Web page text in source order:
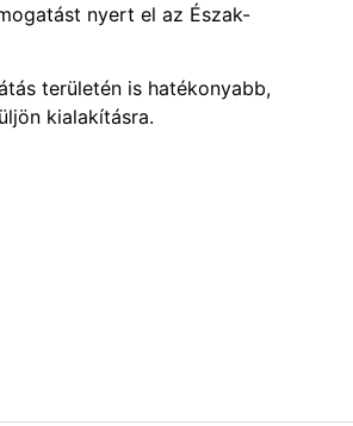
nyert el az Észak-
területén is hatékonyabb,
kialakításra.